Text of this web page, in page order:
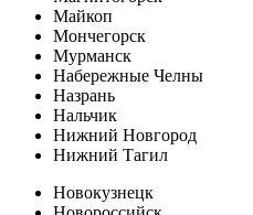
Майкоп
Мончегорск
Мурманск
Набережные Челны
Назрань
Нальчик
Нижний Новгород
Нижний Тагил
Новокузнецк